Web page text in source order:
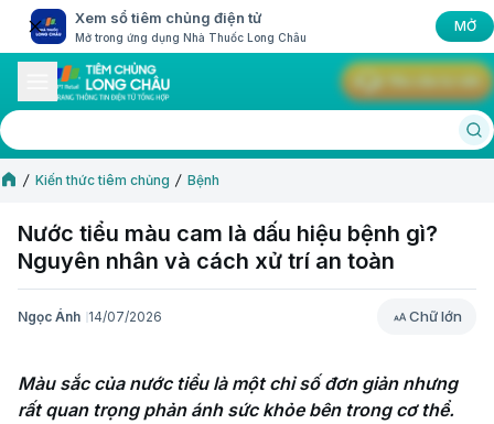
Xem sổ tiêm chủng điện tử
Mở trong ứng dụng Nhà Thuốc Long Châu
MỞ
Kiến thức tiêm chủng Bệnh
Nước tiểu màu cam là dấu hiệu bệnh gì?
Nguyên nhân và cách xử trí an toàn
Ngọc Ánh 14/07/2026 Chữ lớn
Chữ lớn
Màu sắc của nước tiểu là một chỉ số đơn giản nhưng
rất quan trọng phản ánh sức khỏe bên trong cơ thể.